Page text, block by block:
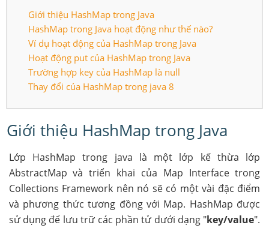
Giới thiệu HashMap trong Java
HashMap trong Java hoạt động như thế nào?
Ví dụ hoạt động của HashMap trong Java
Hoạt động put của HashMap trong Java
Trường hợp key của HashMap là null
Thay đổi của HashMap trong java 8
Giới thiệu HashMap trong Java
Lớp HashMap trong java là một lớp kế thừa lớp
AbstractMap và triển khai của Map Interface trong
Collections Framework nên nó sẽ có một vài đặc điểm
và phương thức tương đồng với Map. HashMap được
sử dụng để lưu trữ các phần tử dưới dạng "key/value".